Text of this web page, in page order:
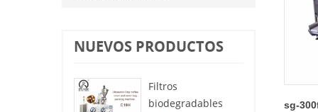
NUEVOS PRODUCTOS
Filtros
biodegradables
sg-